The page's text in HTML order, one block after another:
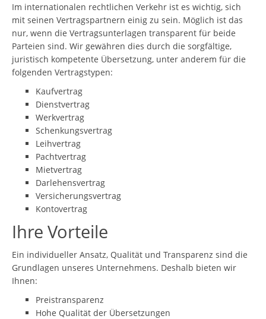
Im internationalen rechtlichen Verkehr ist es wichtig, sich
mit seinen Vertragspartnern einig zu sein. Möglich ist das
nur, wenn die Vertragsunterlagen transparent für beide
Parteien sind. Wir gewähren dies durch die sorgfältige,
juristisch kompetente Übersetzung, unter anderem für die
folgenden Vertragstypen:
Kaufvertrag
Dienstvertrag
Werkvertrag
Schenkungsvertrag
Leihvertrag
Pachtvertrag
Mietvertrag
Darlehensvertrag
Versicherungsvertrag
Kontovertrag
Ihre Vorteile
Ein individueller Ansatz, Qualität und Transparenz sind die
Grundlagen unseres Unternehmens. Deshalb bieten wir
Ihnen:
Preistransparenz
Hohe Qualität der Übersetzungen